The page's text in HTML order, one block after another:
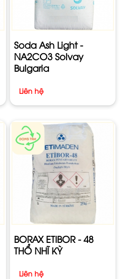
Soda Ash Light -
NA2CO3 Solvay
Bulgaria
Liên hệ
BORAX ETIBOR - 48
THỔ NHĨ KỲ
Liên hệ